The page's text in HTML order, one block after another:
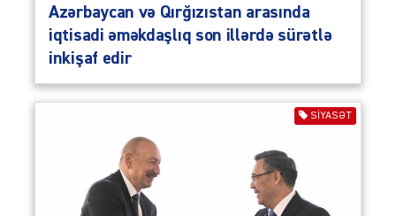
Azərbaycan və Qırğızıstan arasında
iqtisadi əməkdaşlıq son illərdə sürətlə
inkişaf edir
SIYASƏT